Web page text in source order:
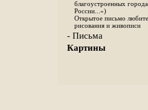
благоустроенных
России...»)
Открытое письмо
рисования и живописи
- Письма
Картины